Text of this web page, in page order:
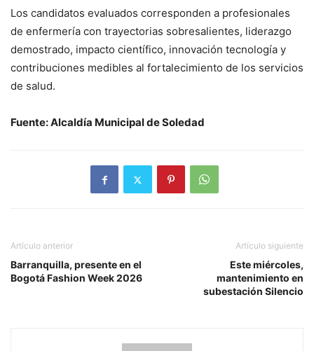
Los candidatos evaluados corresponden a profesionales
de enfermería con trayectorias sobresalientes, liderazgo
demostrado, impacto científico, innovación tecnología y
contribuciones medibles al fortalecimiento de los servicios
de salud.
Fuente: Alcaldía Municipal de Soledad
Artículo anterior
Barranquilla, presente en el
Bogotá Fashion Week 2026
Artículo siguiente
Este miércoles,
mantenimiento en
subestación Silencio